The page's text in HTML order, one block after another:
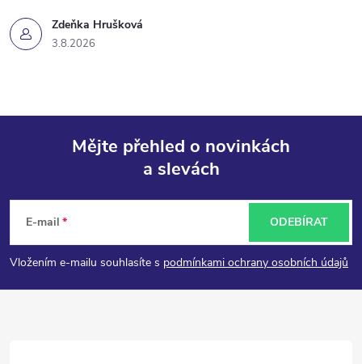
Zdeňka Hrušková
3.8.2026
p
a
Mějte přehled o novinkách
a slevách
E-mail
Vložením e-mailu souhlasíte s podmínkami ochrany osobních údajů
ODEBÍRAT